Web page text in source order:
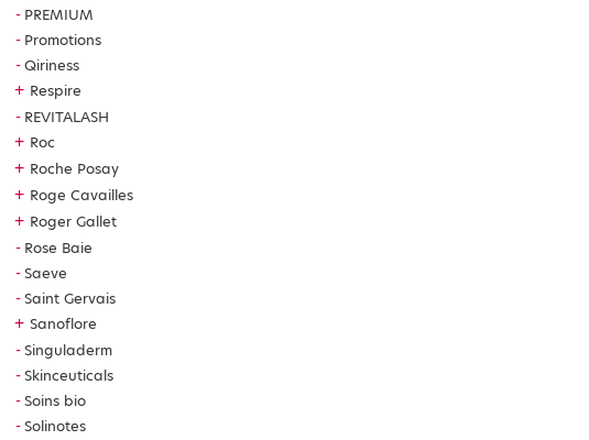
PREMIUM
Promotions
Qiriness
+ Respire
REVITALASH
+ Roc
+ Roche Posay
+ Roge Cavailles
+ Roger Gallet
Rose Baie
Saeve
Saint Gervais
+ Sanoflore
Singuladerm
Skinceuticals
Soins bio
Solinotes